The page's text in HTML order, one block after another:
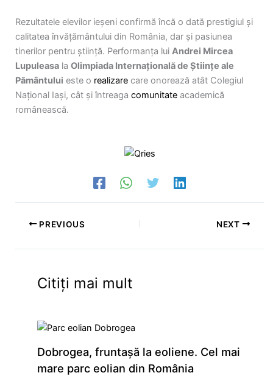
Rezultatele elevilor ieșeni confirmă încă o dată prestigiul și
calitatea învățământului din România, dar și pasiunea
tinerilor pentru știință. Performanța lui Andrei Mircea
Lupuleasa la Olimpiada Internațională de Științe ale
Pământului este o realizare care onorează atât Colegiul
Național Iași, cât și întreaga comunitate academică
românească.
PREVIOUS NEXT
Citiți mai mult
Dobrogea, fruntaşă la eoliene. Cel mai
mare parc eolian din România